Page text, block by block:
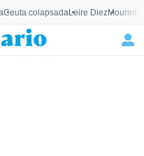
Ceuta colapsadaLeire Diez